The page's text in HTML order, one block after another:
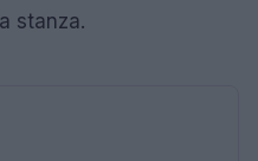
stanza.